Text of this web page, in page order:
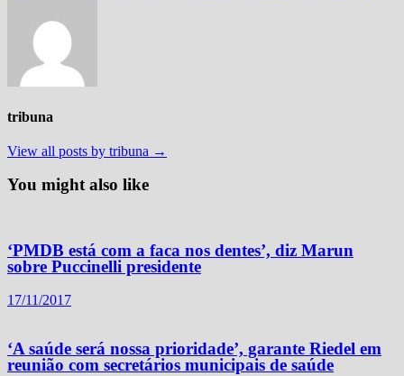
tribuna
View all posts by tribuna →
You might also like
‘PMDB está com a faca nos dentes’, diz Marun
sobre Puccinelli presidente
17/11/2017
‘A saúde será nossa prioridade’, garante Riedel em
reunião com secretários municipais de saúde